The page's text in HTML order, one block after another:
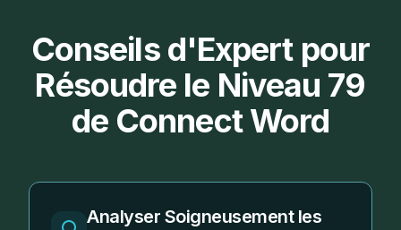
Conseils d'Expert pour
Résoudre le Niveau 79
de Connect Word
Analyser Soigneusement les